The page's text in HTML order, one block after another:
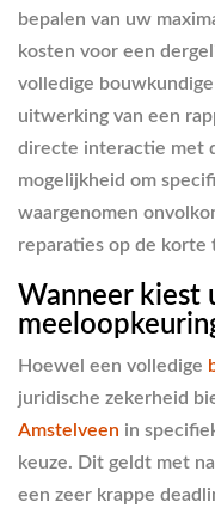
bepalen van uw
kosten voor een
volledige
uitwerking van een
directe interactie met
mogelijkheid om
waargenomen
reparaties op de korte
Wanneer kiest
Hoewel een volledige
juridische zekerheid
Amstelveen in
keuze. Dit geldt met
een zeer krappe